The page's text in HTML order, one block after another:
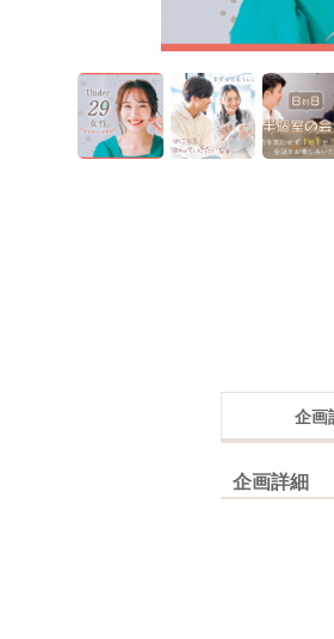
企画
企画詳細